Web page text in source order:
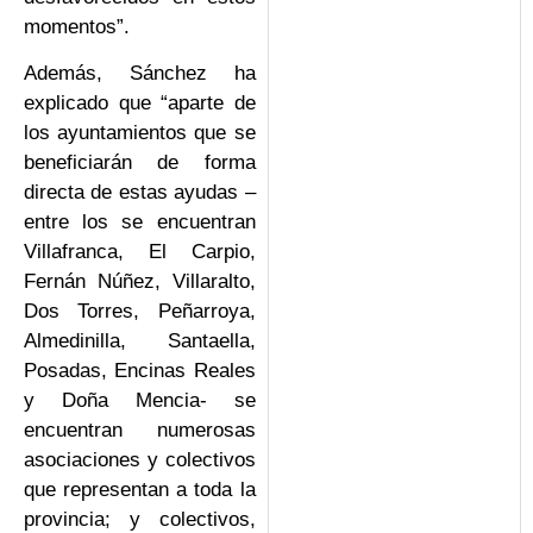
momentos”.
Además, Sánchez ha
explicado que “aparte de
los ayuntamientos que se
beneficiarán de forma
directa de estas ayudas –
entre los se encuentran
Villafranca, El Carpio,
Fernán Núñez, Villaralto,
Dos Torres, Peñarroya,
Almedinilla, Santaella,
Posadas, Encinas Reales
y Doña Mencia- se
encuentran numerosas
asociaciones y colectivos
que representan a toda la
provincia; y colectivos,